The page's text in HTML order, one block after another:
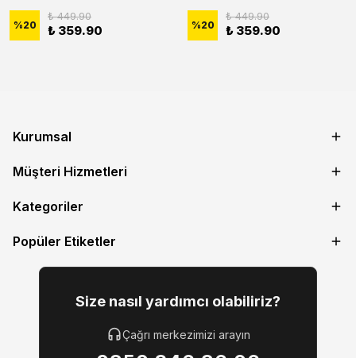
%20
₺ 449.90
₺ 359.90 %20
₺ 449.90
₺ 359.90
Kurumsal
Müşteri Hizmetleri
Kategoriler
Popüler Etiketler
Size nasıl yardımcı olabiliriz?
Çağrı merkezimizi arayın